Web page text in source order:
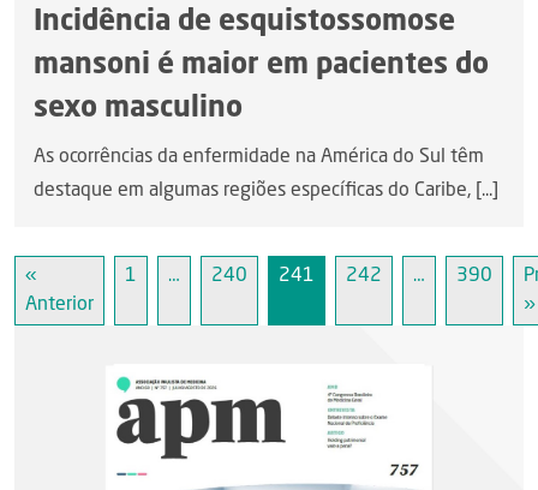
Incidência de esquistossomose
mansoni é maior em pacientes do
sexo masculino
As ocorrências da enfermidade na América do Sul têm
destaque em algumas regiões específicas do Caribe, [...]
«
Anterior
1 … 240 241 242 … 390
»